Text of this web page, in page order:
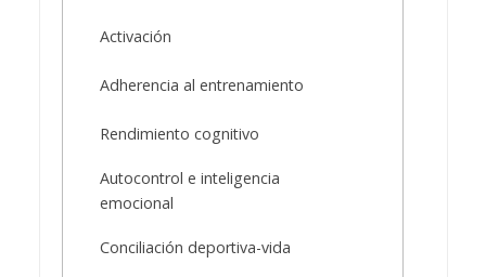
Activación
Adherencia al entrenamiento
Rendimiento cognitivo
Autocontrol e inteligencia
emocional
Conciliación deportiva-vida